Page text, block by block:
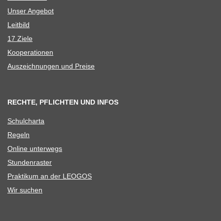
Unser Ange­bot
Leit­bild
17 Ziele
Koope­ra­tio­nen
Aus­zeich­nun­gen und Preise
RECHTE, PFLICHTEN UND INFOS
Schul­charta
Regeln
Online unter­wegs
Stun­den­ras­ter
Prak­ti­kum an der LEOGOS
Wir suchen